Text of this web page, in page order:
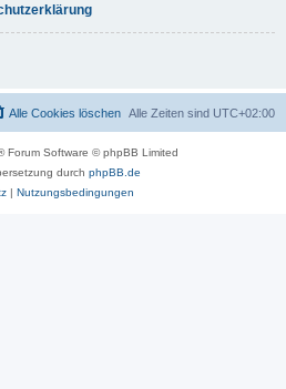
Alle Zeiten sind UTC+02:00
Alle Cookies löschen
Forum Software © phpBB Limited
durch phpBB.de
| Nutzungsbedingungen